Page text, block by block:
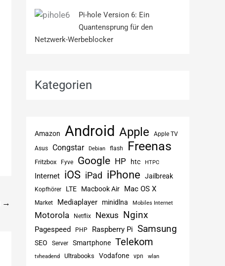
→
Pi-hole Version 6: Ein
Quantensprung für den
Netzwerk-Werbeblocker
Kategorien
Amazon Android Apple
Apple TV
Asus
Congstar Debian flash Freenas
Fritzbox Fyve Google HP htc HTPC
Internet iOS iPad iPhone Jailbreak
Kopfhörer LTE Macbook Air Mac OS X
Market Mediaplayer minidlna Mobiles Internet
Motorola Netflix Nexus Nginx
Pagespeed PHP Raspberry Pi Samsung
SEO Server Smartphone Telekom
tvheadend Ultrabooks Vodafone vpn wlan